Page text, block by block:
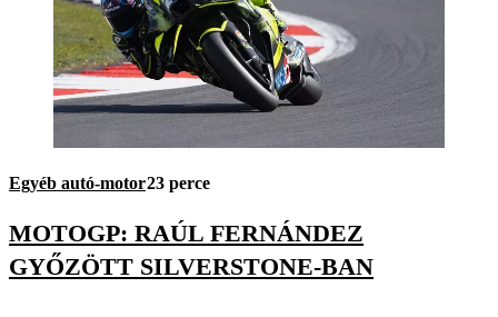
Egyéb autó-motor23 perce
MOTOGP: RAÚL FERNÁNDEZ
GYŐZÖTT SILVERSTONE-BAN